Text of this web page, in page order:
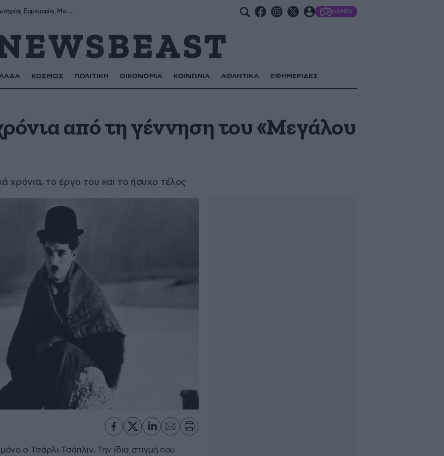
Σωτήρης, Σωτηρία, Ευμορφία, Μορφούλα GAMES
ΚΟΣΜΟΣ ΠΟΛΙΤΙΚΗ ΟΙΚΟΝΟΜΙΑ ΚΟΙΝΩΝΙΑ ΑΘΛΗΤΙΚΑ ΕΦΗΜΕΡΙΔΕΣ
από τη γέννηση του «Μεγάλου
χρόνια, το έργο του και το ήσυχο τέλος
ο Τσάρλι Τσάπλιν. Την ίδια στιγμή που